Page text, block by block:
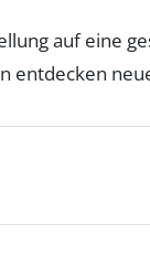
auf eine
entdecken